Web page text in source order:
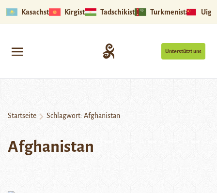
Kasachstan Kirgistan Tadschikistan Turkmenistan
Unterstützt uns
Startseite Schlagwort: Afghanistan
Afghanistan